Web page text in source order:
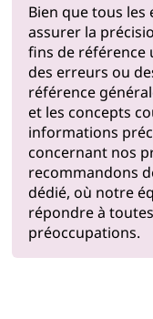
Bien que tous
assurer la
fins de référence
des erreurs ou
référence
et les concepts
informations
concernant nos
recommandons
dédié, où notre
répondre à
préoccupations.